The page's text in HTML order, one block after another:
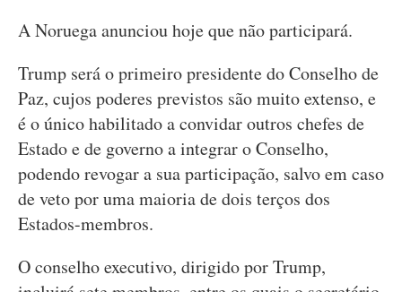
A Noruega anunciou hoje que não participará.
Trump será o primeiro presidente do Conselho de
Paz, cujos poderes previstos são muito extenso, e
é o único habilitado a convidar outros chefes de
Estado e de governo a integrar o Conselho,
podendo revogar a sua participação, salvo em caso
de veto por uma maioria de dois terços dos
Estados-membros.
O conselho executivo, dirigido por Trump,